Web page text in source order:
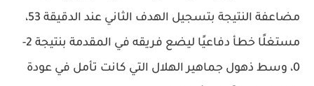
مضاعفة النتيجة بتسجيل الهدف الثاني عند الدقيقة 53،
مستغلًا خطأ دفاعيًا ليضع فريقه في المقدمة بنتيجة 2-
0، وسط ذهول جماهير الهلال التي كانت تأمل في عودة